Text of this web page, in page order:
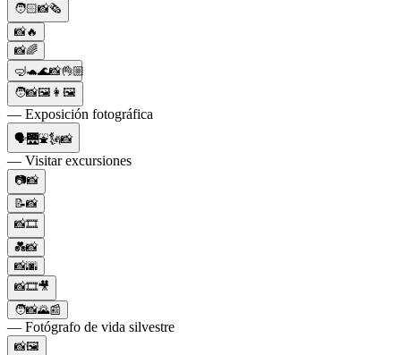
🧑🏻📸🗞
📸🔥
📸🌈
🤿🐢🌊📸👌🏼
🧑📸🖼👩🖼
— Exposición fotográfica
🗣🌉⛲🗽📸
— Visitar excursiones
📷📸
📝📸
📸🎞
💑📸
📸🌆
📸🎞️🎥
🧑📸🌄📰
— Fotógrafo de vida silvestre
📸🖼